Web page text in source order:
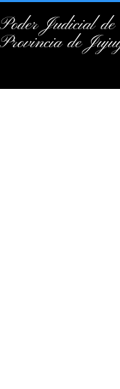
Poder Judicial
Provincia de